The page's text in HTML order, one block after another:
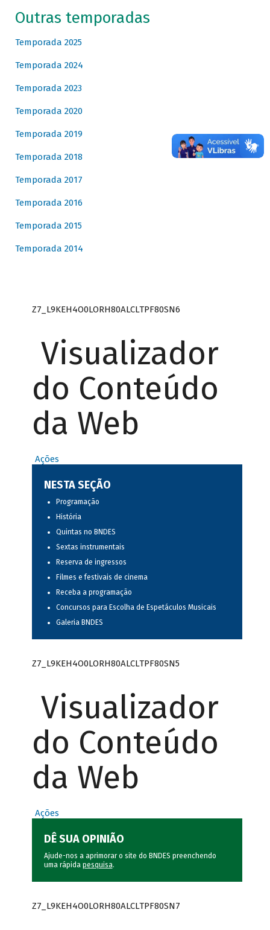
Outras temporadas
Temporada 2025
Temporada 2024
Temporada 2023
Temporada 2020
Temporada 2019
Temporada 2018
Temporada 2017
Temporada 2016
Temporada 2015
Temporada 2014
Z7_L9KEH4O0LORH80ALCLTPF80SN6
Visualizador
do Conteúdo
da Web
Ações
NESTA SEÇÃO
Programação
História
Quintas no BNDES
Sextas instrumentais
Reserva de ingressos
Filmes e festivais de cinema
Receba a programação
Concursos para Escolha de Espetáculos Musicais
Galeria BNDES
Z7_L9KEH4O0LORH80ALCLTPF80SN5
Visualizador
do Conteúdo
da Web
Ações
DÊ SUA OPINIÃO
Ajude-nos a aprimorar o site do BNDES preenchendo
uma rápida pesquisa.
Z7_L9KEH4O0LORH80ALCLTPF80SN7